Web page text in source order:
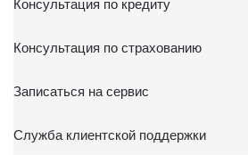
Консультация по кредиту
Консультация по страхованию
Записаться на сервис
Служба клиентской поддержки